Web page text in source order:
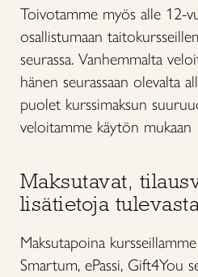
Toivotamme myös alle 12-
osallistumaan
seurassa. Vanhemmalta
hänen seurassaan olevalta
puolet kurssimaksun
veloitamme käytön mukaan
Maksutavat,
lisätietoja
Maksutapoina
Smartum, ePassi, Gift4You